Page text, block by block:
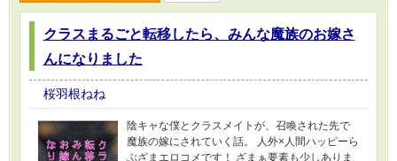
クラスまるごと転移したら、みんな魔族のお嫁さ
んになりました
桜羽根ねね
陰キャな僕とクラスメイトが、召喚された先で
魔族の嫁にされていく話。 人外×人間ハッピーら
ぶざまエロコメです！ ざまぁ要素も少しありま